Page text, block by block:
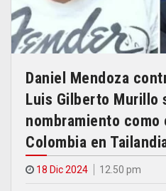
Daniel Mendoza
Luis Gilberto Murillo
nombramiento como
Colombia en
18 Dic 2024 12.50 pm